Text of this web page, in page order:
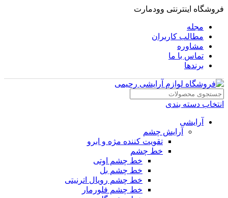
فروشگاه اینترنتی وودمارت
مجله
مطالب کاربران
مشاوره
تماس با ما
برندها
انتخاب دسته بندی
آرایشی
آرایش چشم
تقویت کننده مژه و ابرو
خط چشم
خط چشم اوتی
خط چشم بل
خط چشم رویال اترنیتی
خط چشم فلورمار